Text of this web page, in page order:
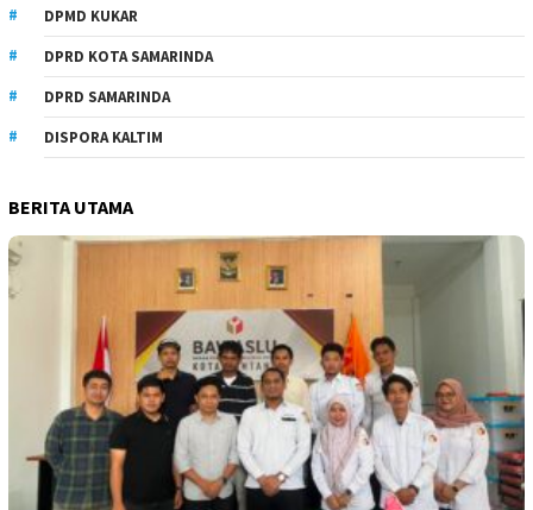
DPMD KUKAR
DPRD KOTA SAMARINDA
DPRD SAMARINDA
DISPORA KALTIM
BERITA UTAMA